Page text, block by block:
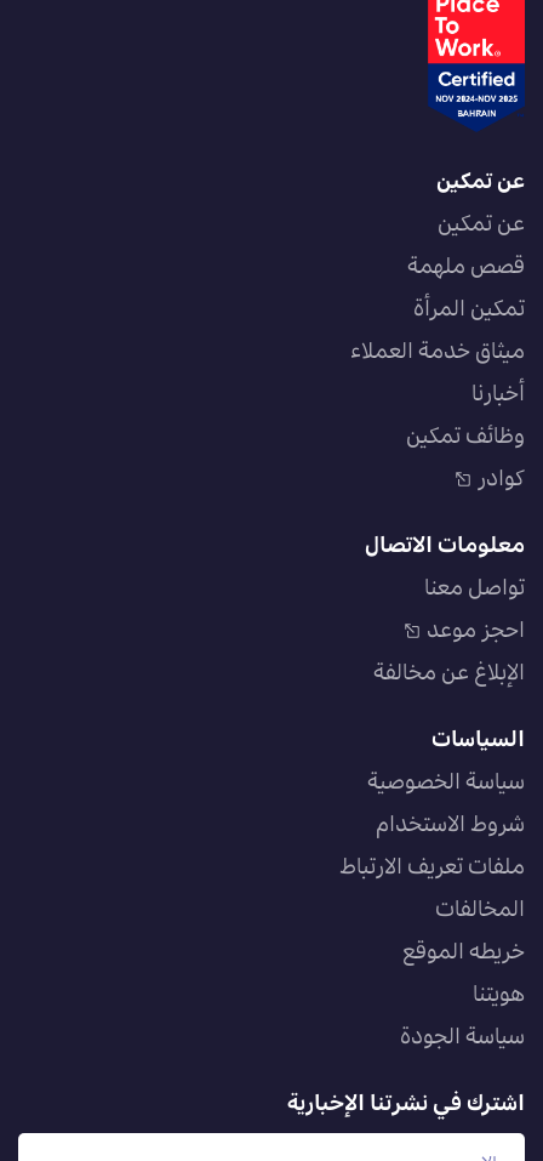
عن تمكين
عن تمكين
قصص ملهمة
تمكين المرأة
ميثاق خدمة العملاء
أخبارنا
وظائف تمكين
كوادر
معلومات الاتصال
تواصل معنا
احجز موعد
الإبلاغ عن مخالفة
السياسات
سياسة الخصوصية
شروط الاستخدام
ملفات تعريف الارتباط
المخالفات
خريطه الموقع
هويتنا
سياسة الجودة
اشترك في نشرتنا الإخبارية